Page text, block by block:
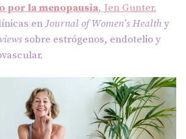
por la menopausia, Jen Gunter.
enJournal of Women’s Healthy
sobre estrógenos, endotelio y